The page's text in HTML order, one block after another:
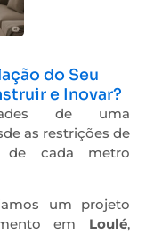
do Seu
e Inovar?
de uma
as restrições de
de cada metro
um projeto
em Loulé,